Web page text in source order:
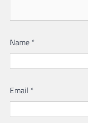
Name *
Email *